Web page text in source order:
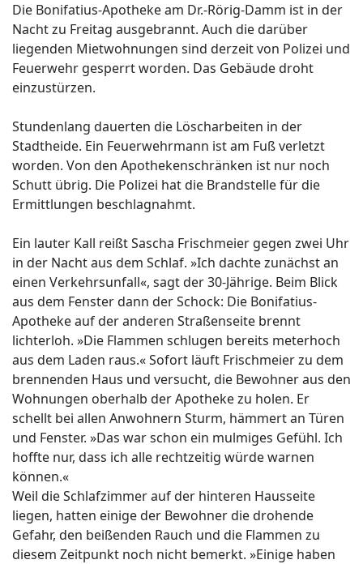
Die Bonifatius-Apotheke am Dr.-Rörig-Damm ist in der
Nacht zu Freitag ausgebrannt. Auch die darüber
liegenden Mietwohnungen sind derzeit von Polizei und
Feuerwehr gesperrt worden. Das Gebäude droht
einzustürzen.
Stundenlang dauerten die Löscharbeiten in der
Stadtheide. Ein Feuerwehrmann ist am Fuß verletzt
worden. Von den Apothekenschränken ist nur noch
Schutt übrig. Die Polizei hat die Brandstelle für die
Ermittlungen beschlagnahmt.
Ein lauter Kall reißt Sascha Frischmeier gegen zwei Uhr
in der Nacht aus dem Schlaf. »Ich dachte zunächst an
einen Verkehrsunfall«, sagt der 30-Jährige. Beim Blick
aus dem Fenster dann der Schock: Die Bonifatius-
Apotheke auf der anderen Straßenseite brennt
lichterloh. »Die Flammen schlugen bereits meterhoch
aus dem Laden raus.« Sofort läuft Frischmeier zu dem
brennenden Haus und versucht, die Bewohner aus den
Wohnungen oberhalb der Apotheke zu holen. Er
schellt bei allen Anwohnern Sturm, hämmert an Türen
und Fenster. »Das war schon ein mulmiges Gefühl. Ich
hoffte nur, dass ich alle rechtzeitig würde warnen
können.«
Weil die Schlafzimmer auf der hinteren Hausseite
liegen, hatten einige der Bewohner die drohende
Gefahr, den beißenden Rauch und die Flammen zu
diesem Zeitpunkt noch nicht bemerkt. »Einige haben